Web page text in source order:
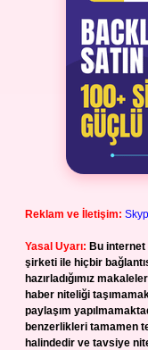
Reklam ve İletişim:
Yasal Uyarı: Bu
şirketi ile hiçbir
hazırladığımız
haber niteliği
paylaşım
benzerlikleri tamamen
halindedir ve tavsiye